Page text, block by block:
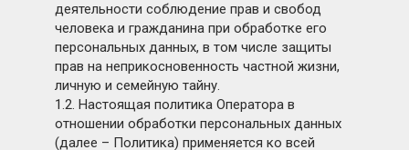
деятельности соблюдение прав и свобод
человека и гражданина при обработке его
персональных данных, в том числе защиты
прав на неприкосновенность частной жизни,
личную и семейную тайну.
1.2. Настоящая политика Оператора в
отношении обработки персональных данных
(далее – Политика) применяется ко всей